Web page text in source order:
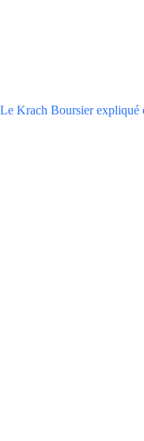
Le Krach Boursier expliqué